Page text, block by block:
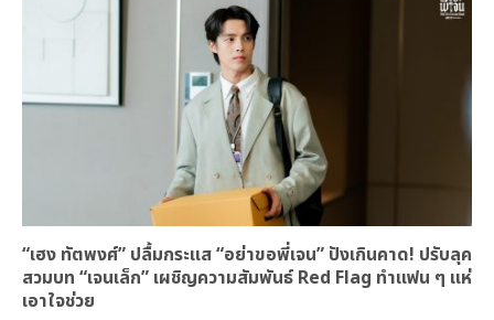
“เฮง ทัตพงศ์” ปลื้มกระแส “อย่าขอพี่เจน” ปังเกินคาด! ปรับลุค
สวมบท “เจนเล็ก” เผชิญความสัมพันธ์ Red Flag ทำแฟน ๆ แห่
เอาใจช่วย